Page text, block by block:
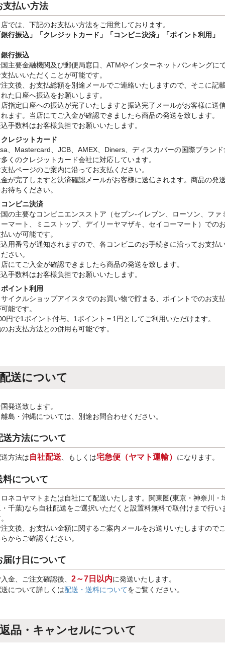
支払い方法
では、下記のお支払い方法をご用意しております。
行振込」
「クレジットカード」「コンビニ決済」「ポイント利用」
行振込
主要金融機関及び郵便局窓口、ATMやインターネットバンキングに
払いいただくことが可能です。
文後、お支払総額を別途メールでご連絡いたしますので、そこに記
た口座へ振込をお願いします。
指定口座への振込が完了いたしますと振込完了メールがお客様に送
ます。当店にてご入金が確認できましたら商品の発送を致します。
手数料はお客様負担でお願いいたします。
レジットカード
、Mastercard、JCB、AMEX、Diners、ディスカバーの国際ブランド
くのクレジットカード会社に対応しています。
払ページのご案内に沿ってお支払ください。
が完了しますと決済確認メールがお客様に送信されます。商品の発
待ちください。
ンビニ決済
の主要なコンビニエンスストア（セブン-イレブン、ローソン、ファ
マート、ミニストップ、デイリーヤマザキ、セイコーマート）での
いが可能です。
用番号が通知されますので、各コンビニのお手続きに沿ってお支払
さい。
にてご入金が確認できましたら商品の発送を致します。
手数料はお客様負担でお願いいたします。
イント利用
イクルショップアイスタでのお買い物で貯まる、ポイントでのお支
能です。
円で1ポイント付与。1ポイント＝1円としてご利用いただけます。
お支払方法との併用も可能です。
配送について
発送致します。
島・沖縄については、別途お問合わせください。
送方法について
方法は自社配送、もしくは宅急便（ヤマト運輸） になります。
料について
ネコヤマトまたは自社にて配送いたします。関東圏(東京・神奈川・
千葉)なら自社配送をご選択いただくと設置料無料で取付けまで行い
文後、お支払い金額に関するご案内メールをお送りいたしますので
からご確認ください。
届け日について
金、ご注文確認後、 2～7日以内に発送いたします。
について詳しくは配送・送料についてをご覧ください。
返品・キャンセルについて